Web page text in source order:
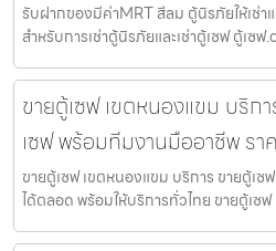
รับฝากของมีค่าMRT สีลม ตู้นิรภัยให้เช่า
สำหรับการเช่าตู้นิรภัยและเช่าตู้เซฟ ตู้เซฟ
ขายตู้เซฟ เขตหนองแขม บริก
เซฟ พร้อมทีมงานมืออาชีพ รา
ขายตู้เซฟ เขตหนองแขม บริการ ขายตู้เ
ได้ตลอด พร้อมให้บริการทั่วไทย ขายตู้เซ